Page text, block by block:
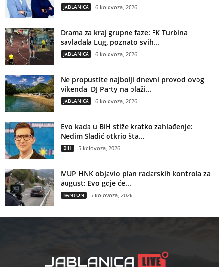
JABLANICA 6 kolovoza, 2026
Drama za kraj grupne faze: FK Turbina
savladala Lug, poznato svih...
JABLANICA 6 kolovoza, 2026
Ne propustite najbolji dnevni provod ovog
vikenda: DJ Party na plaži...
JABLANICA 6 kolovoza, 2026
Evo kada u BiH stiže kratko zahlađenje:
Nedim Sladić otkrio šta...
BIH 5 kolovoza, 2026
MUP HNK objavio plan radarskih kontrola za
august: Evo gdje će...
KANTON 5 kolovoza, 2026